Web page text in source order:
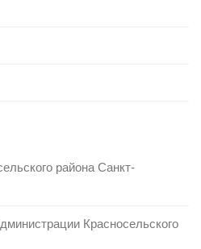
района Санкт-
Красносельского